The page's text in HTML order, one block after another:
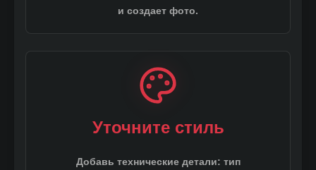
и создает фото.
Уточните стиль
Добавь технические детали: тип